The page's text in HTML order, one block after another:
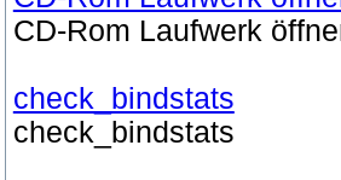
CD-Rom Laufwerk
check_bindstats
check_bindstats